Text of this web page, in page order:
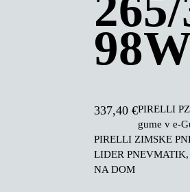
337,40€PIRELLI
gume v e-
PIRELLI ZIMSKE
LIDER
NA DOM